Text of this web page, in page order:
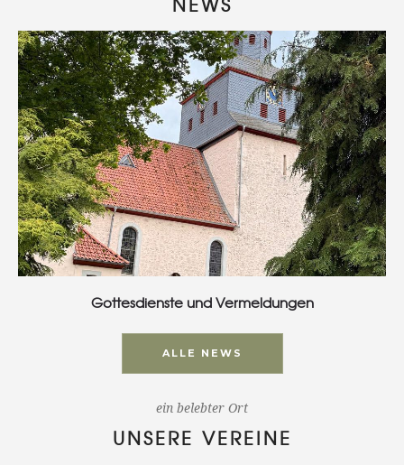
Gottesdienste und Vermeldungen
ALLE NEWS
ein belebter Ort
UNSERE VEREINE